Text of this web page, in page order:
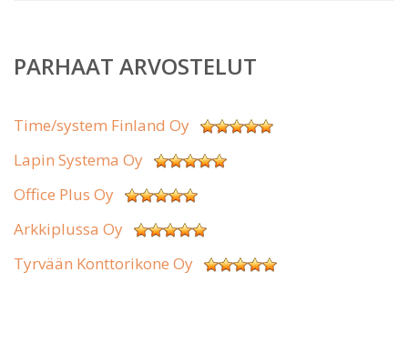
PARHAAT ARVOSTELUT
Time/system Finland Oy
Lapin Systema Oy
Office Plus Oy
Arkkiplussa Oy
Tyrvään Konttorikone Oy